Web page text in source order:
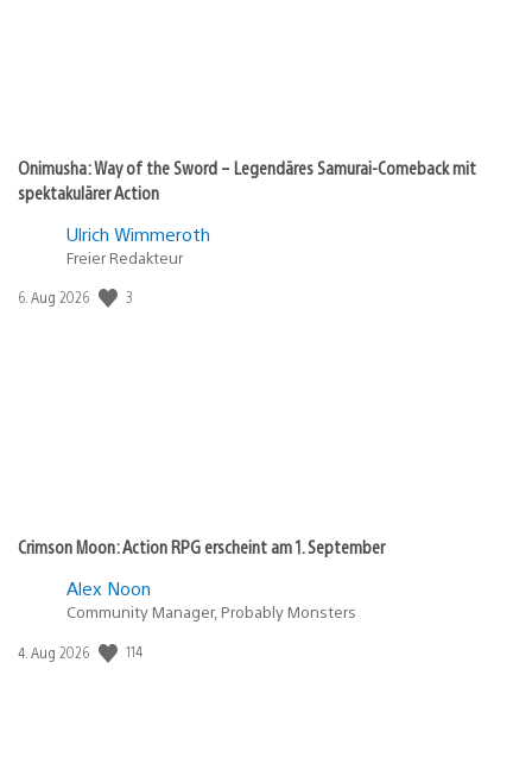
Onimusha: Way of the Sword – Legendäres Samurai-Comeback mit
spektakulärer Action
Ulrich Wimmeroth
Freier Redakteur
Veröffentlichungsdatum:
6. Aug 2026 3
Crimson Moon: Action RPG erscheint am 1. September
Alex Noon
Community Manager, Probably Monsters
Veröffentlichungsdatum:
4. Aug 2026 114